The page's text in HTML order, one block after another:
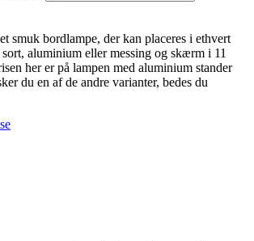
smuk bordlampe, der kan placeres i ethvert
aluminium eller messing og skærm i 11
her er på lampen med aluminium stander
du en af de andre varianter, bedes du